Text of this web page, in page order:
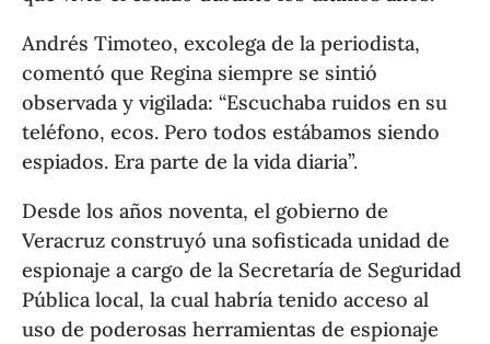
Andrés Timoteo, excolega de la periodista,
comentó que Regina siempre se sintió
observada y vigilada: “Escuchaba ruidos en su
teléfono, ecos. Pero todos estábamos siendo
espiados. Era parte de la vida diaria”.
Desde los años noventa, el gobierno de
Veracruz construyó una sofisticada unidad de
espionaje a cargo de la Secretaría de Seguridad
Pública local, la cual habría tenido acceso al
uso de poderosas herramientas de espionaje